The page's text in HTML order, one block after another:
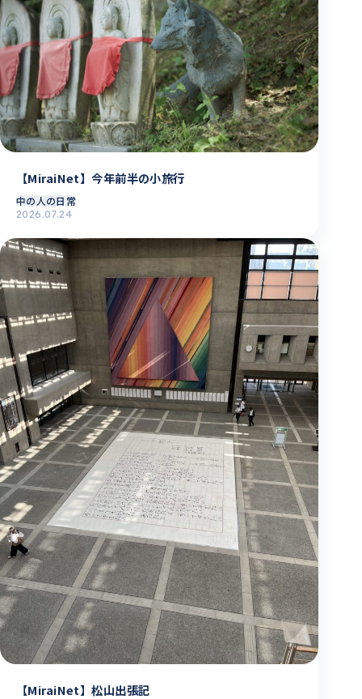
【MiraiNet】今年前半の小旅行
中の人の日常
2026.07.24
【MiraiNet】松山出張記